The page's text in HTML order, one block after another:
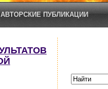
АВТОРСКИЕ ПУБЛИКАЦИИ